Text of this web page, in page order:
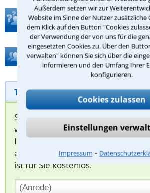
Außerdem setzen wir zur
Website im Sinne der Nutzer zusätzliche
dem Klick auf den Button "Cookies
der Verwendung der von uns für die
eingesetzten Cookies zu. Über den
verwalten" können Sie sich über die
informieren und den Umfang Ihrer
konfigurieren.
Cookies zulassen
Einstellungen
Impressum ⁃
Teste Dein
Hilfe bei Ihrer
Telefonhilfe
Sie können hier Ihren Fall
werden sich spezialisierte
Ihnen melden, um das weitere
abzuklären. Die Rückmeldung
ist für Sie kostenlos.
(Anrede)